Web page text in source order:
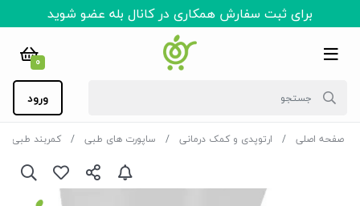
برای ثبت سفارش همکاری در کانال بله عضو شوید
0
ورود
صفحه اصلی ارتوپدی و کمک درمانی ساپورت های طبی کمربند طبی